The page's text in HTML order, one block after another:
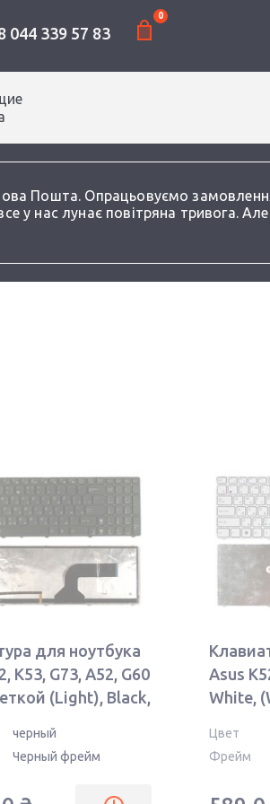
Пошта. Опрацьовуємо
у нас лунає повітряна тривога.
044 339 57 83
0
для ноутбука
K53, G73, A52, G60
(Light), Black,
черный
Черный фрейм
Asus
White,
Цвет
Фрейм